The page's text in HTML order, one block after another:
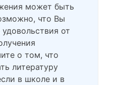
может быть
что Вы
от
о том, что
литературу
в школе и в